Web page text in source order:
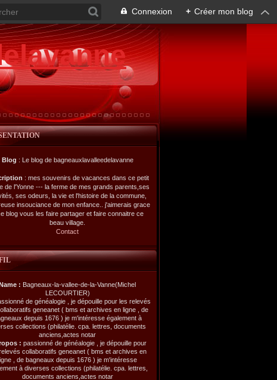
Connexion + Créer mon blog
Blog : Le blog de bagneauxlavalleedelavanne
: mes souvenirs de vacances dans ce petit
de l'Yonne --- la ferme de mes grands parents,ses
ses odeurs, la vie et l'histoire de la commune,
insouciance de mon enfance.. j'aimerais grace
blog vous les faire partager et faire connaitre ce
beau village.
Contact
: Bagneaux-la-vallee-de-la-Vanne(Michel
LECOURTIER)
: passionné de généalogie , je dépouille pour
collaboratifs geneanet ( bms et archives en
, de bagneaux depuis 1676 ) je m'intéresse
à diverses collections (philatélie. cpa. lettres,
documents anciens,actes notar